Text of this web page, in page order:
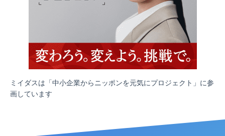
ミイダスは「中小企業からニッポンを元気にプロジェクト」に参
画しています